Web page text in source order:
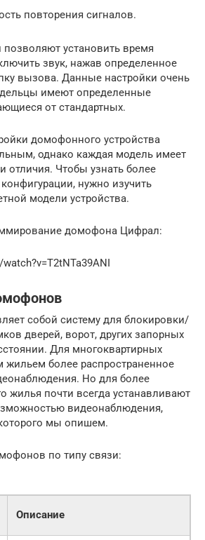
повторения сигналов.
установить время
звук, нажав определенное
вызова. Данные настройки очень
имеют определенные
от стандартных.
домофонного устройства
однако каждая модель имеет
отличия. Чтобы узнать более
нужно изучить
модели устройства.
домофона Цифрал:
собой систему для блокировки/
дверей, ворот, других запорных
Для многоквартирных
жильем более распространенное
Но для более
жилья почти всегда устанавливают
видеонаблюдения,
мы опишем.
по типу связи:
Описание